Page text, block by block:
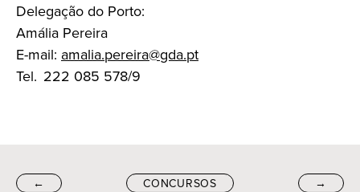
Delegação do Porto:
Amália Pereira
E-mail: amalia.pereira@gda.pt
Tel. 222 085 578/9
← CONCURSOS →